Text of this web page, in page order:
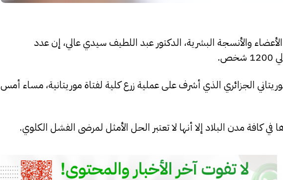
والأنسجة البشرية، الدكتور عبد اللطيف سيدي عالي، إن عدد
الجزائري الذي أشرف على عملية زرع كلية لفتاة موريتانية، مساء أمس
كافة مدن البلاد إلا أنها لا تعتبر الحل الأمثل لمرضى الفشل الكلوي.